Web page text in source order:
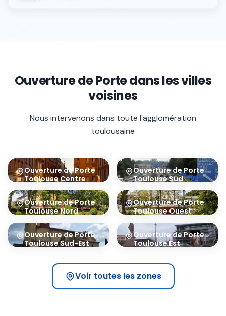
Ouverture de Portedans les villes
voisines
Nous intervenons dans toute l'agglomération
toulousaine
Ouverture de Porte
Toulouse Centre
31000
Ouverture de Porte
Toulouse Sud
31100
Ouverture de Porte
Toulouse Nord
31200
Ouverture de Porte
Toulouse Ouest
31300
Ouverture de Porte
Toulouse Sud-Est
Ouverture de Porte
Toulouse Est
Voir toutes les zones